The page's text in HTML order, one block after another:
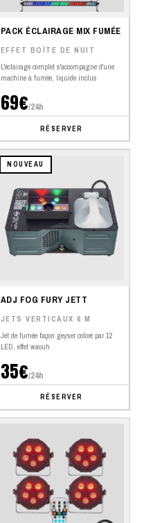
PACK ÉCLAIRAGE MIX FUMÉE
EFFET BOÎTE DE NUIT
L'éclairage complet s'accompagne d'une
machine à fumée, liquide inclus
69€/24h
RÉSERVER
NOUVEAU
ADJ FOG FURY JETT
JETS VERTICAUX 6 M
Jet de fumée façon geyser coloré par 12
LED, effet waouh
35€/24h
RÉSERVER